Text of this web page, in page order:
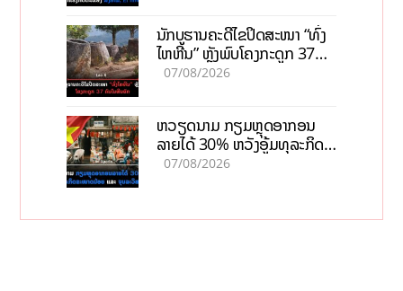
ນັກບູຮານຄະດີໄຂປິດສະໜາ “ທົ່ງ
ໄຫຫີນ” ຫຼັງພົບໂຄງກະດູກ 37
ຄົນໃນຫີນຍັກ
07/08/2026
ຫວຽດນາມ ກຽມຫຼຸດອາກອນ
ລາຍໄດ້ 30% ຫວັງອູ້ມທຸລະກິດ
ຂະໜາດນ້ອຍ ແລະ ຈຸນລະ
07/08/2026